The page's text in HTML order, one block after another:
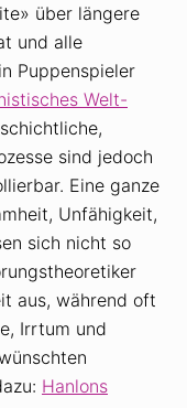
über längere
und alle
Puppenspieler
Welt-
sind jedoch
Eine ganze
Unfähigkeit,
sich nicht so
aus, während oft
Irrtum und
Hanlons